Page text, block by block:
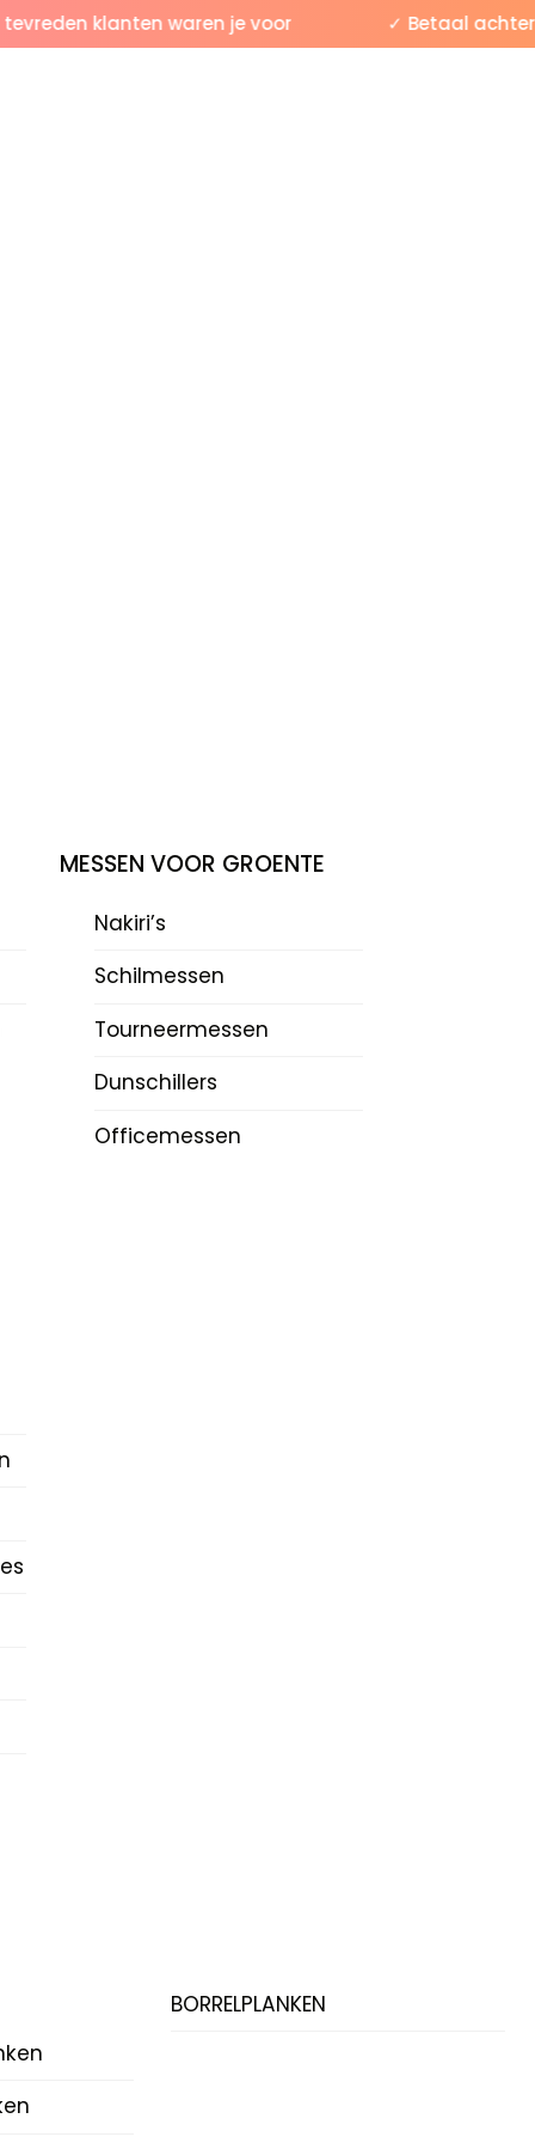
klanten waren je voor ✓ Betaal achteraf
MESSEN VOOR GROENTE
Nakiri’s
Schilmessen
Tourneermessen
Dunschillers
Officemessen
BORRELPLANKEN